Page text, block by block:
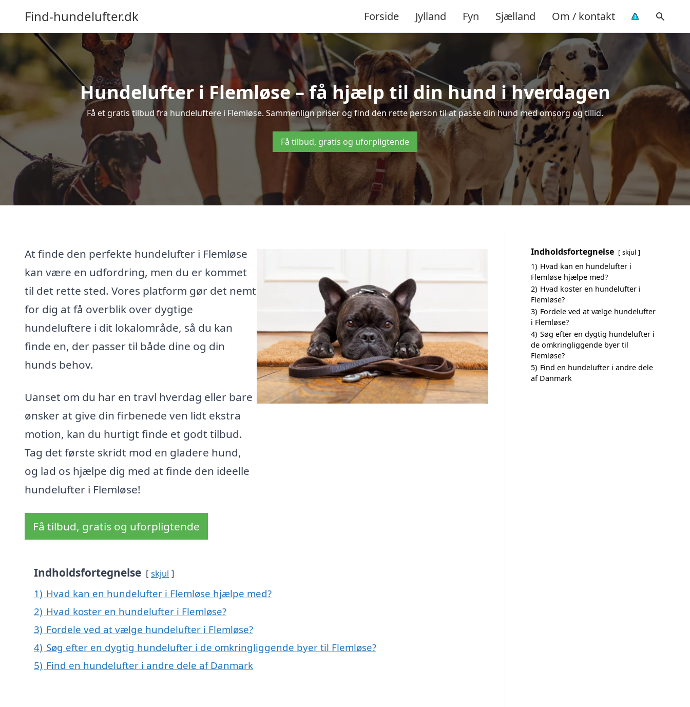
Find-hundelufter.dk Forside Jylland Fyn Sjælland Om / kontakt
Hundelufter i Flemløse – få hjælp til din hund i hverdagen
Få et gratis tilbud fra hundeluftere i Flemløse. Sammenlign priser og find den rette person til at passe din hund med omsorg og tillid.
Få tilbud, gratis og uforpligtende
At finde den perfekte hundelufter i Flemløse
kan være en udfordring, men du er kommet
til det rette sted. Vores platform gør det nemt
for dig at få overblik over dygtige
hundeluftere i dit lokalområde, så du kan
finde en, der passer til både dine og din
hunds behov.
Uanset om du har en travl hverdag eller bare
ønsker at give din firbenede ven lidt ekstra
motion, kan du hurtigt finde et godt tilbud.
Tag det første skridt mod en gladere hund,
og lad os hjælpe dig med at finde den ideelle
hundelufter i Flemløse!
Få tilbud, gratis og uforpligtende
Indholdsfortegnelse skjul
1) Hvad kan en hundelufter i Flemløse hjælpe med?
2) Hvad koster en hundelufter i Flemløse?
3) Fordele ved at vælge hundelufter i Flemløse?
4) Søg efter en dygtig hundelufter i de omkringliggende byer til Flemløse?
5) Find en hundelufter i andre dele af Danmark
Indholdsfortegnelse skjul
1) Hvad kan en hundelufter i
Flemløse hjælpe med?
2) Hvad koster en hundelufter i
Flemløse?
3) Fordele ved at vælge hundelufter
i Flemløse?
4) Søg efter en dygtig hundelufter i
de omkringliggende byer til
Flemløse?
5) Find en hundelufter i andre dele
af Danmark